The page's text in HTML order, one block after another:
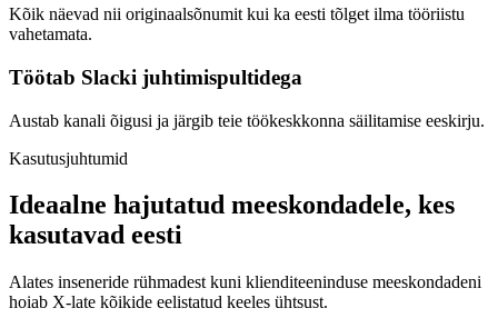
Kõik näevad nii originaalsõnumit kui ka eesti tõlget ilma tööriistu
vahetamata.
Töötab Slacki juhtimispultidega
Austab kanali õigusi ja järgib teie töökeskkonna säilitamise eeskirju.
Kasutusjuhtumid
Ideaalne hajutatud meeskondadele, kes
kasutavad eesti
Alates inseneride rühmadest kuni klienditeeninduse meeskondadeni
hoiab X-late kõikide eelistatud keeles ühtsust.